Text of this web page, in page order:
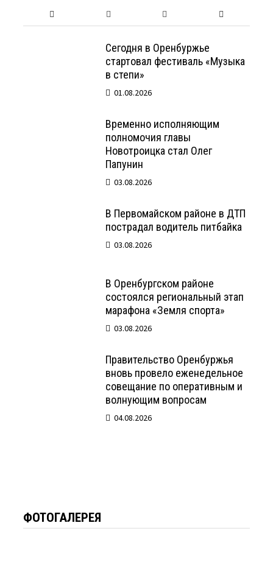
Сегодня в Оренбуржье
стартовал фестиваль «Музыка
в степи»
01.08.2026
Временно исполняющим
полномочия главы
Новотроицка стал Олег
Папунин
03.08.2026
В Первомайском районе в ДТП
пострадал водитель питбайка
03.08.2026
В Оренбургском районе
состоялся региональный этап
марафона «Земля спорта»
03.08.2026
Правительство Оренбуржья
вновь провело еженедельное
совещание по оперативным и
волнующим вопросам
04.08.2026
ФОТОГАЛЕРЕЯ